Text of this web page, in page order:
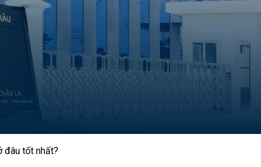
đâu tốt nhất?